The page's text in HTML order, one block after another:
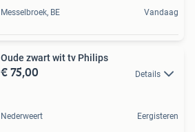
Messelbroek, BE Vandaag
Oude zwart wit tv Philips
€ 75,00 Details
Nederweert Eergisteren